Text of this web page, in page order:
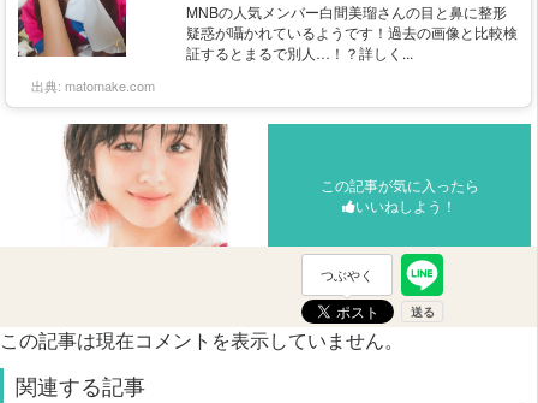
MNBの人気メンバー白間美瑠さんの目と鼻に整形
疑惑が囁かれているようです！過去の画像と比較検
証するとまるで別人…！？詳しく...
出典: matomake.com
この記事が気に入ったら
いいねしよう！
つぶやく
この記事は現在コメントを表示していません。
関連する記事